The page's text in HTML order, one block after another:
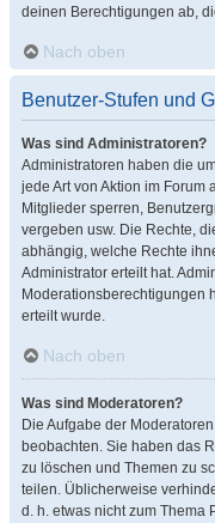
deinen Berechtigungen ab,
Nach oben
Benutzer-Stufen und
Was sind Administratoren?
Administratoren haben die
jede Art von Aktion im Forum
Mitglieder sperren,
vergeben usw. Die Rechte,
abhängig, welche Rechte
Administrator erteilt hat.
Moderationsberechtigungen
erteilt wurde.
Nach oben
Was sind Moderatoren?
Die Aufgabe der
beobachten. Sie haben das
zu löschen und Themen zu
teilen. Üblicherweise
d. h. etwas nicht zum Thema